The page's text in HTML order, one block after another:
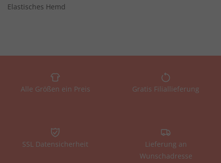
Elastisches Hemd
Alle Größen ein Preis Gratis Filiallieferung
SSL Datensicherheit
Lieferung an
Wunschadresse